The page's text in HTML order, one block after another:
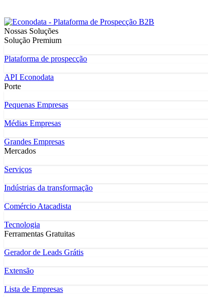
Nossas Soluções
Solução Premium
Plataforma de prospecção
API Econodata
Porte
Pequenas Empresas
Médias Empresas
Grandes Empresas
Mercados
Serviços
Indústrias da transformação
Comércio Atacadista
Tecnologia
Ferramentas Gratuitas
Gerador de Leads Grátis
Extensão
Lista de Empresas